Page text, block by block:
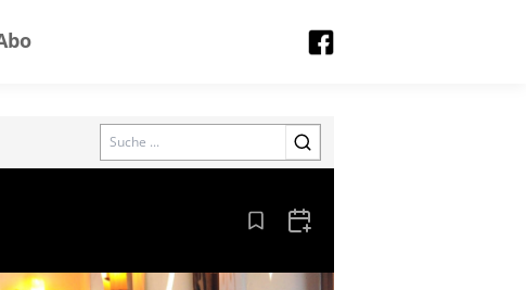
Search
Aus den Lesezeichen entfernen
Zum Kalender hinzufügen